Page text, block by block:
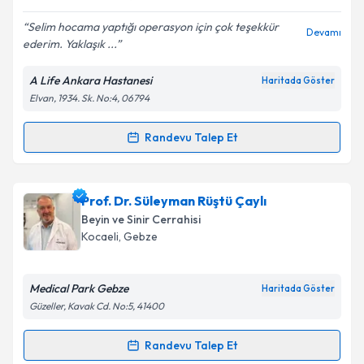
Kişisel verilerimin işlenmesine ilişkin
Aydınlatma
Metni'ni okudum ve kişisel verilerimin belirtilen
kapsamda işlenmesini kabul ediyorum.
Selim hocama yaptığı operasyon için çok teşekkür
ederim. Yaklaşık ...
Devamı
A Life Ankara Hastanesi Haritada Göster
Elvan, 1934. Sk. No:4, 06794
Randevu Talep Et
Randevu Takvimi Talebi
Prof. Dr. Selim Kayacıiçin randevu takvimi talebi
oluşturun. Size bu uzmandan randevu almanız için bir
takvim hazırlandığında e-posta ile bilgilendireceğiz.
Kişisel verilerimin işlenmesine ilişkin
Metni'ni okudum ve kişisel verilerimin belirtilen
Prof. Dr. Süleyman Rüştü Çaylı
Beyin ve Sinir Cerrahisi
Kocaeli, Gebze
Medical Park Gebze Haritada Göster
Güzeller, Kavak Cd. No:5, 41400
Randevu Talep Et
Randevu Takvimi Talebi